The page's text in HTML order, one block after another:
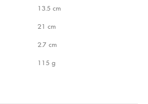
13.5 cm
21 cm
2.7 cm
115 g